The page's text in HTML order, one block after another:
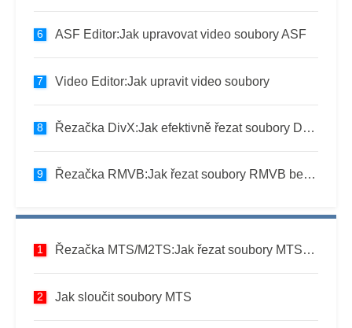
ASF Editor:Jak upravovat video soubory ASF
Video Editor:Jak upravit video soubory
Řezačka DivX:Jak efektivně řezat soubory DivX
Řezačka RMVB:Jak řezat soubory RMVB bez ztráty kvality
Řezačka MTS/M2TS:Jak řezat soubory MTS/M2TS
Jak sloučit soubory MTS